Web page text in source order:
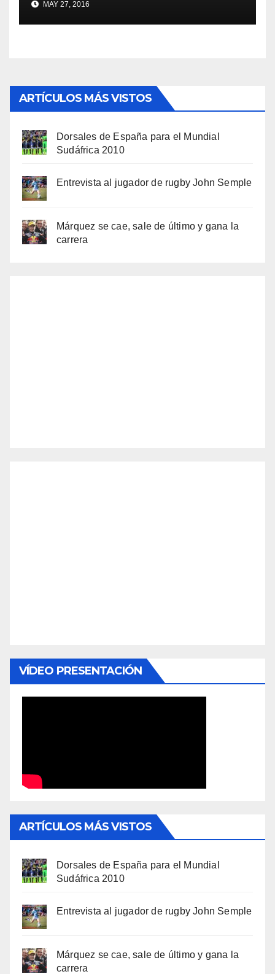
MAY 27, 2016
ARTÍCULOS MÁS VISTOS
Dorsales de España para el Mundial
Sudáfrica 2010
Entrevista al jugador de rugby John Semple
Márquez se cae, sale de último y gana la
carrera
VÍDEO PRESENTACIÓN
ARTÍCULOS MÁS VISTOS
Dorsales de España para el Mundial
Sudáfrica 2010
Entrevista al jugador de rugby John Semple
Márquez se cae, sale de último y gana la
carrera